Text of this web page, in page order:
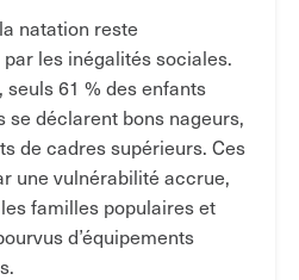
natation reste
les inégalités sociales.
seuls 61 % des enfants
se déclarent bons nageurs,
de cadres supérieurs. Ces
une vulnérabilité accrue,
familles populaires et
d’équipements